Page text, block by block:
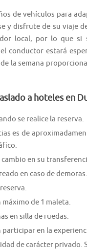
de vehículos para
y disfrute de su viaje
local, por lo que si
conductor estará
la semana
a hoteles en
se realice la reserva.
es de
en su
en caso de demoras.
de 1 maleta.
en silla de ruedas.
participar en la
de carácter privado.